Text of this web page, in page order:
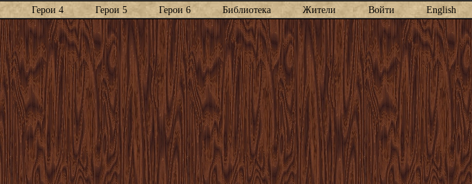
Герои 4 Герои 5 Герои 6 Библиотека Жители Войти English